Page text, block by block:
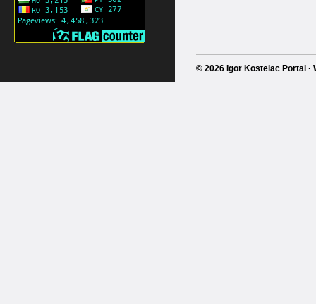
© 2026 Igor Kostelac Portal